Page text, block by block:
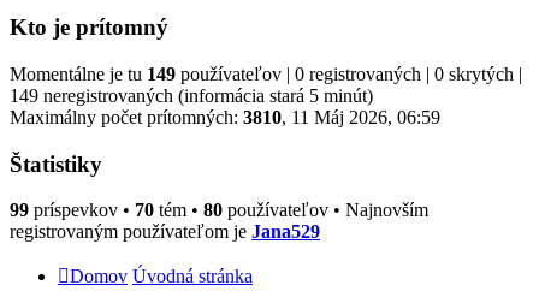
Kto je prítomný
Momentálne je tu 149 používateľov | 0 registrovaných | 0 skrytých |
149 neregistrovaných (informácia stará 5 minút)
Maximálny počet prítomných: 3810, 11 Máj 2026, 06:59
Štatistiky
99 príspevkov • 70 tém • 80 používateľov • Najnovším
registrovaným používateľom je Jana529
Domov Úvodná stránka